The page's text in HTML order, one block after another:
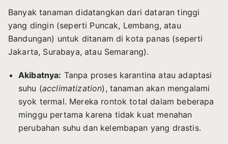
Banyak tanaman didatangkan dari dataran tinggi
yang dingin (seperti Puncak, Lembang, atau
Bandungan) untuk ditanam di kota panas (seperti
Jakarta, Surabaya, atau Semarang).
Akibatnya: Tanpa proses karantina atau adaptasi
suhu (acclimatization), tanaman akan mengalami
syok termal. Mereka rontok total dalam beberapa
minggu pertama karena tidak kuat menahan
perubahan suhu dan kelembapan yang drastis.